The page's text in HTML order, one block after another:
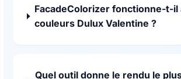
FacadeColorizer fonctionne-t-il
couleurs Dulux Valentine ?
Quel outil donne le rendu le